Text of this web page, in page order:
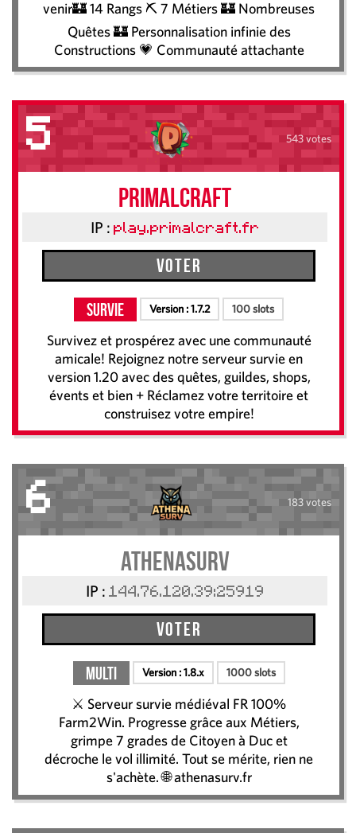
venir🏰 14 Rangs ⛏️ 7 Métiers 🏰 Nombreuses
Quêtes 🏰 Personnalisation infinie des
Constructions 💗 Communauté attachante
5 543 votes
PRIMALCRAFT
IP : play.primalcraft.fr
Voter
Survie Version :1.7.2 100 slots
Survivez et prospérez avec une communauté
amicale! Rejoignez notre serveur survie en
version 1.20 avec des quêtes, guildes, shops,
évents et bien + Réclamez votre territoire et
construisez votre empire!
6 183 votes
AthenaSurv
IP : 144.76.120.39:25919
Voter
Multi Version :1.8.x 1000 slots
⚔️ Serveur survie médiéval FR 100%
Farm2Win. Progresse grâce aux Métiers,
grimpe 7 grades de Citoyen à Duc et
décroche le vol illimité. Tout se mérite, rien ne
s'achète. 🌐 athenasurv.fr